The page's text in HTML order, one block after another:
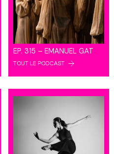
EP. 315 – EMANUEL GAT
TOUT LE PODCAST